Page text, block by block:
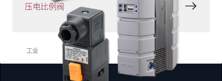
压电比例阀
工业